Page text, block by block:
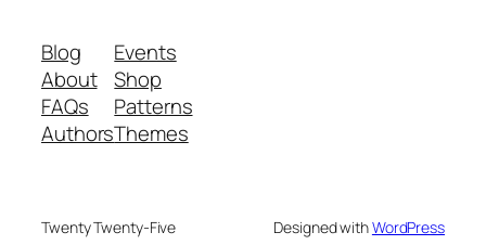
Blog
About
FAQs
Authors
Events
Shop
Patterns
Themes
Twenty Twenty-Five Designed withWordPress